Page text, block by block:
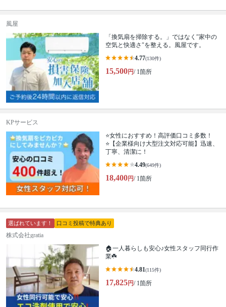
風屋
「換気扇を掃除する。」ではなく″家中の
空気と快適さ″を整える。風屋です。
4.77(130件)
15,500円/ 1箇所
KPサービス
⭐️女性におすすめ！高評価口コミ多数！
⭐️【企業様向け大型注文対応可能】迅速、
丁寧、清潔に！
4.49(649件)
18,400円/ 1箇所
選ばれています！ 口コミ投稿で特典あり
株式会社gratia
🏠一人暮らしも安心♪女性スタッフ同行作
業☘️
4.81(115件)
17,825円/ 1箇所